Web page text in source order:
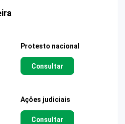
Protesto nacional
Consultar
Ações judiciais
Consultar